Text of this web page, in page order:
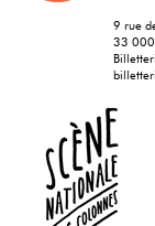
9 rue
33 000